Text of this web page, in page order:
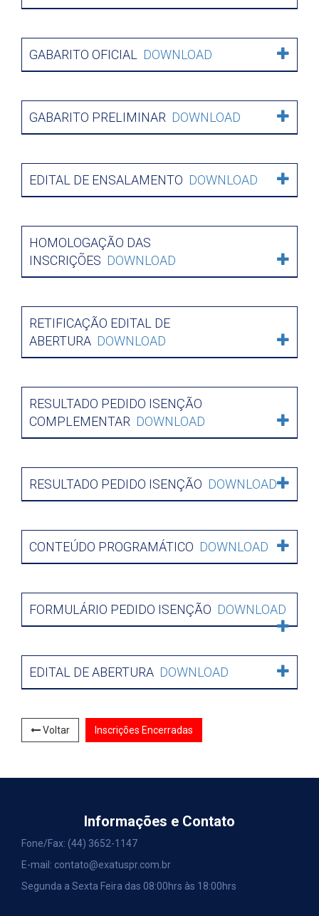
GABARITO OFICIAL DOWNLOAD
GABARITO PRELIMINAR DOWNLOAD
EDITAL DE ENSALAMENTO DOWNLOAD
HOMOLOGAÇÃO DAS
INSCRIÇÕES DOWNLOAD
RETIFICAÇÃO EDITAL DE
ABERTURA DOWNLOAD
RESULTADO PEDIDO ISENÇÃO
COMPLEMENTAR DOWNLOAD
RESULTADO PEDIDO ISENÇÃO DOWNLOAD
CONTEÚDO PROGRAMÁTICO DOWNLOAD
FORMULÁRIO PEDIDO ISENÇÃO DOWNLOAD
EDITAL DE ABERTURA DOWNLOAD
Voltar Inscrições Encerradas
Informações e Contato
Fone/Fax: (44) 3652-1147
E-mail: contato@exatuspr.com.br
Segunda a Sexta Feira das 08:00hrs às 18:00hrs